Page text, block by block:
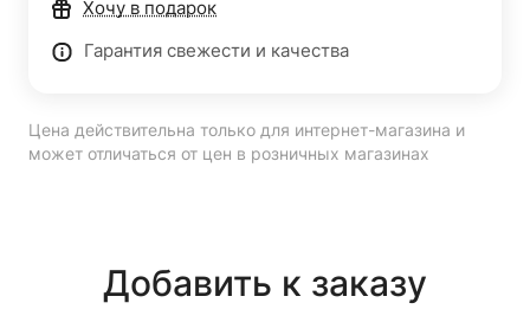
Хочу в подарок
Гарантия свежести и качества
Цена действительна только для интернет-магазина и
может отличаться от цен в розничных магазинах
Добавить к заказу